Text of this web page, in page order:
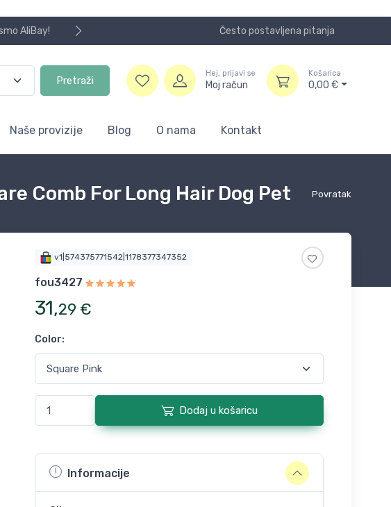
AliBay! Često postavljena pitanja
Pretraži
Hej, prijavi se
Moj račun
Košarica
0,00 €
Naše provizije Blog O nama Kontakt
Povratak
Comb For Long Hair Dog Pet
v1|574375771542|1178377347352
fou3427
31,29 €
Color:
Dodaj u košaricu
Informacije